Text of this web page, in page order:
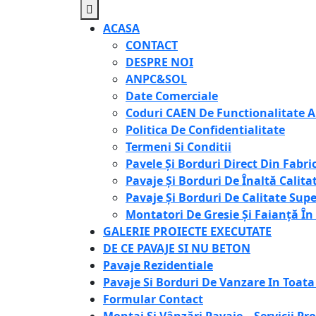
Button
ACASA
CONTACT
DESPRE NOI
ANPC&SOL
Date Comerciale
Coduri CAEN De Functionalitate
Politica De Confidentialitate
Termeni Si Conditii
Pavele Și Borduri Direct Din
Pavaje Și Borduri De Înaltă
Pavaje Și Borduri De Calitate
Montatori De Gresie Și Faianță În
GALERIE PROIECTE EXECUTATE
DE CE PAVAJE SI NU BETON
Pavaje Rezidentiale
Pavaje Si Borduri De Vanzare In
Formular Contact